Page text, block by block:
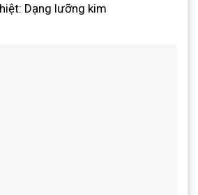
Dạng lưỡng kim